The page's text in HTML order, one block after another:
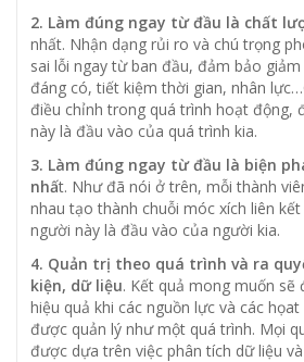
2. Làm đúng ngay từ đầu là chất
nhất. Nhận dạng rủi ro và chú trọng
sai lỗi ngay từ ban đầu, đảm bảo
đáng có, tiết kiệm thời gian, nhân
điều chỉnh trong quá trình hoạt động,
này là đầu vào của quá trình kia.
3. Làm đúng ngay từ đầu là biện
nhất. Như đã nói ở trên, mỗi thành
nhau tạo thành chuỗi móc xích liên
người này là đầu vào của người kia.
4. Quản trị theo quá trình và ra
kiện, dữ liệu. Kết quả mong muốn
hiệu quả khi các nguồn lực và các
được quản lý như một quá trình. Mọi
được dựa trên việc phân tích dữ liệu